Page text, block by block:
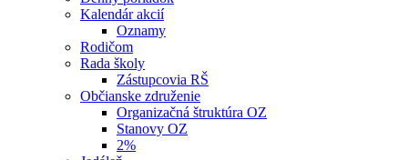
Kalendár akcií
Oznamy
Rodičom
Rada školy
Zástupcovia RŠ
Občianske združenie
Organizačná štruktúra OZ
Stanovy OZ
2%